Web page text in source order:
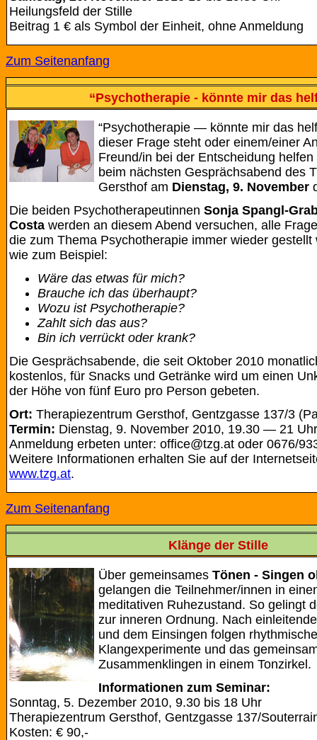
Heilungsfeld der Stille
Beitrag 1 € als Symbol der Einheit, ohne Anmeldung
Zum Seitenanfang
“Psychotherapie - könnte mir das
“Psychotherapie — könnte mir das
dieser Frage steht oder einem/einer
Freund/in bei der Entscheidung
beim nächsten Gesprächsabend des
Gersthof am Dienstag, 9. November
Die beiden Psychotherapeutinnen Sonja Spangl-
Costa werden an diesem Abend versuchen, alle
die zum Thema Psychotherapie immer wieder gestellt
wie zum Beispiel:
Wäre das etwas für mich?
Brauche ich das überhaupt?
Wozu ist Psychotherapie?
Zahlt sich das aus?
Bin ich verrückt oder krank?
Die Gesprächsabende, die seit Oktober 2010
kostenlos, für Snacks und Getränke wird um einen
der Höhe von fünf Euro pro Person gebeten.
Ort: Therapiezentrum Gersthof, Gentzgasse 137/3
Termin: Dienstag, 9. November 2010, 19.30 — 21 Uhr
Anmeldung erbeten unter: office@tzg.at oder 0676/
Weitere Informationen erhalten Sie auf der
www.tzg.at.
Zum Seitenanfang
Klänge der Stille
Über gemeinsames Tönen - Singen
gelangen die Teilnehmer/innen in
meditativen Ruhezustand. So gelingt
zur inneren Ordnung. Nach
und dem Einsingen folgen
Klangexperimente und das
Zusammenklingen in einem Tonzirkel.
Informationen zum Seminar:
Sonntag, 5. Dezember 2010, 9.30 bis 18 Uhr
Therapiezentrum Gersthof, Gentzgasse 137/
Kosten: € 90,-